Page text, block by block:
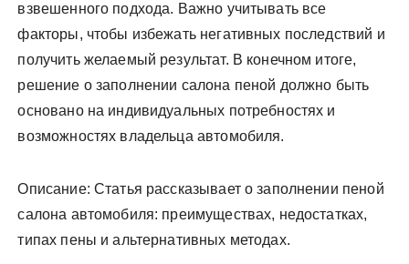
взвешенного подхода. Важно учитывать все
факторы, чтобы избежать негативных последствий и
получить желаемый результат. В конечном итоге,
решение о заполнении салона пеной должно быть
основано на индивидуальных потребностях и
возможностях владельца автомобиля.
Описание: Статья рассказывает о заполнении пеной
салона автомобиля: преимуществах, недостатках,
типах пены и альтернативных методах.